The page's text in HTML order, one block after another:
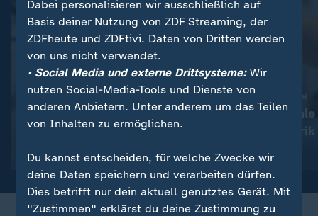
Nachfahre von Escobars Nilpferden:
Kolumbien: Mutterloses
Hippo-Baby gerettet
Video
Zoll-Fund in Charleroi
Belgien: Illegale
Video 1:15
Dabei personalisieren wir ausschließlich auf
Basis deiner Nutzung von ZDF Streaming, der
ZDFheute und ZDFtivi. Daten von Dritten werden
von uns nicht verwendet.
• Social Media und externe Drittsysteme:Wir
nutzen Social-Media-Tools und Dienste von
anderen Anbietern. Unter anderem um das Teilen
von Inhalten zu ermöglichen.
Du kannst entscheiden, für welche Zwecke wir
deine Daten speichern und verarbeiten dürfen.
Dies betrifft nur dein aktuell genutztes Gerät. Mit
"Zustimmen" erklärst du deine Zustimmung zu